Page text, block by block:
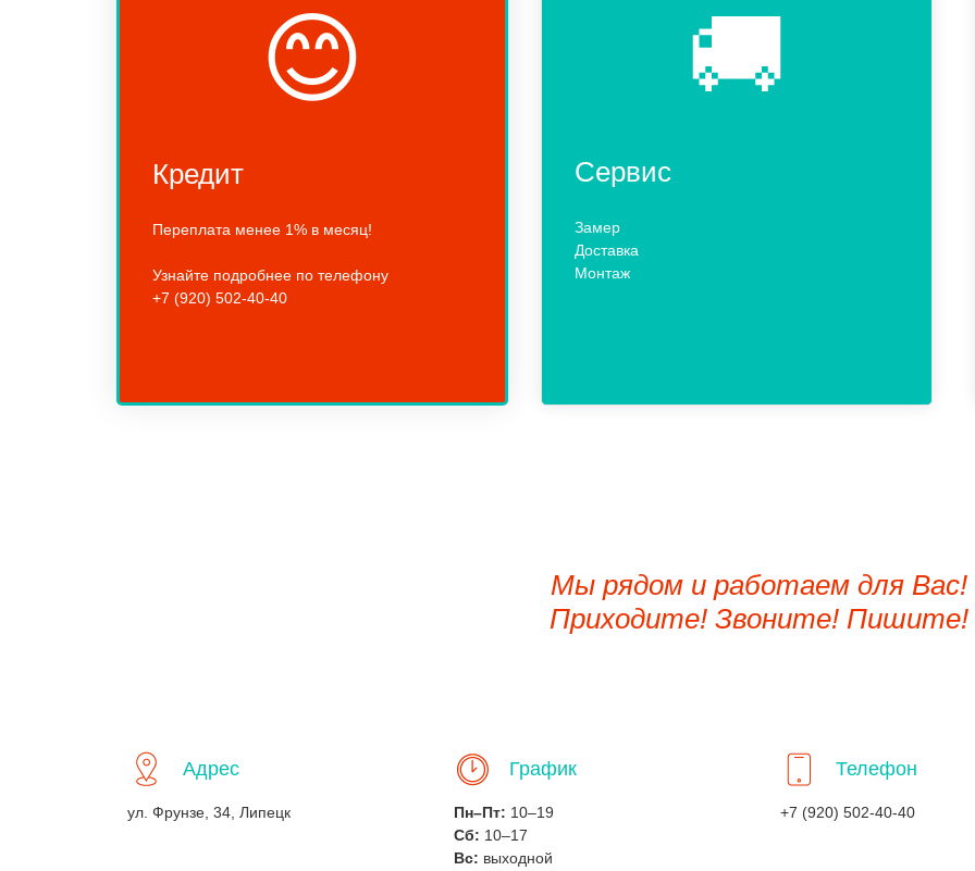
😊
Кредит
Переплата менее 1% в месяц!
Узнайте подробнее по телефону
+7 (920) 502-40-40
🚚
Сервис
Замер
Доставка
Монтаж
Мы рядом и работаем для Вас!
Приходите! Звоните! Пишите!
Адрес
ул. Фрунзе, 34, Липецк
График
Пн–Пт: 10–19
Сб: 10–17
Вс: выходной
Телефон
+7 (920) 502-40-40